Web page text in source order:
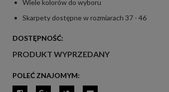
Wiele kolorów do wyboru
Skarpety dostępne w rozmiarach 37 - 46
DOSTĘPNOŚĆ:
PRODUKT WYPRZEDANY
POLEĆ ZNAJOMYM: